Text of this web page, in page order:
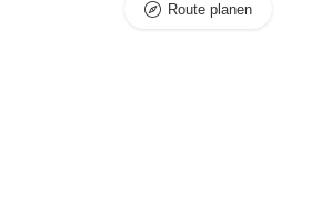
Route planen